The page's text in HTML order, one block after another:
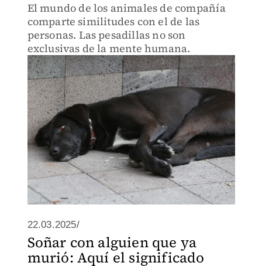
El mundo de los animales de compañía
comparte similitudes con el de las
personas. Las pesadillas no son
exclusivas de la mente humana.
22.03.2025/
Soñar con alguien que ya
murió: Aquí el significado